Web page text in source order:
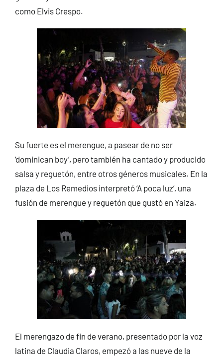
como Elvis Crespo.
Su fuerte es el merengue, a pasear de no ser
‘dominican boy’, pero también ha cantado y producido
salsa y reguetón, entre otros géneros musicales. En la
plaza de Los Remedios interpretó ‘A poca luz’, una
fusión de merengue y reguetón que gustó en Yaiza.
El merengazo de fin de verano, presentado por la voz
latina de Claudia Claros, empezó a las nueve de la